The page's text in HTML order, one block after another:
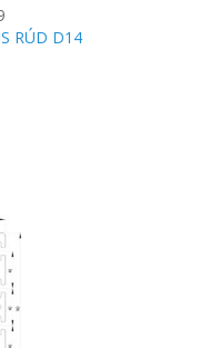
RÚD D14